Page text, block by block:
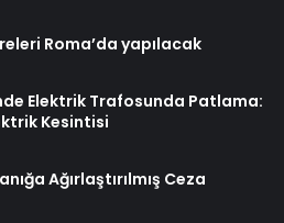
Roma’da yapılacak
Elektrik Trafosunda Patlama:
Kesintisi
Ağırlaştırılmış Ceza